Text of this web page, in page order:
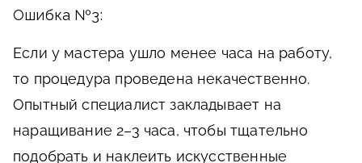
Ошибка №3:
Если у мастера ушло менее часа на работу,
то процедура проведена некачественно.
Опытный специалист закладывает на
наращивание 2–3 часа, чтобы тщательно
подобрать и наклеить искусственные